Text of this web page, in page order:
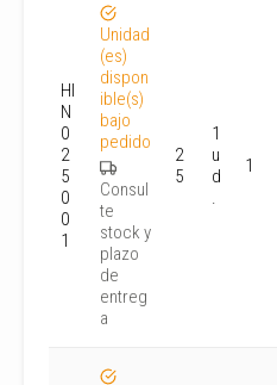
HI
N
0
2
5
0
0
1
Unidad
(es)
dispon
ible(s)
bajo
pedido
Consul
te
stock y
plazo
de
entreg
a
2
5
1
u
d
1